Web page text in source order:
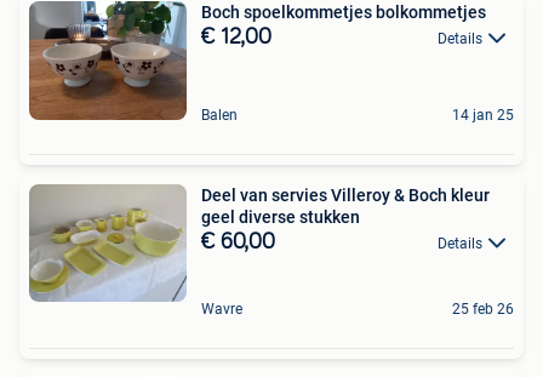
Boch spoelkommetjes bolkommetjes
€ 12,00 Details
Balen 14 jan 25
Deel van servies Villeroy & Boch kleur
geel diverse stukken
€ 60,00 Details
Wavre 25 feb 26